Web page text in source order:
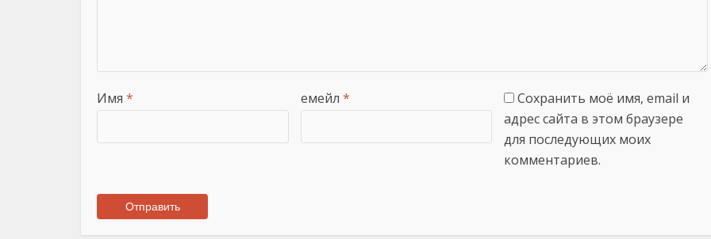
Имя * емейл *
Сохранить моё имя, email и
адрес сайта в этом браузере
для последующих моих
комментариев.